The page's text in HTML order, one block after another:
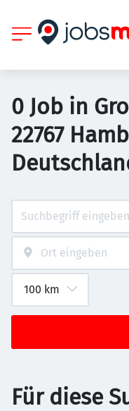
0 Job in
22767
Für diese